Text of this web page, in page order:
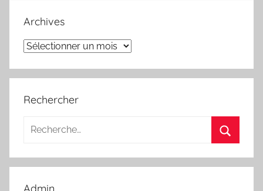
Archives
Archives
Rechercher
Recherche
:
Admin